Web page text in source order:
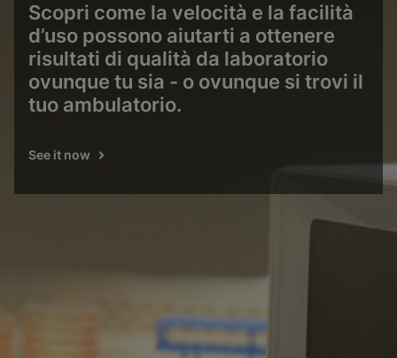
Scopri come la velocità e la facilità
d’uso possono aiutarti a ottenere
risultati di qualità da laboratorio
ovunque tu sia - o ovunque si trovi il
tuo ambulatorio.
See it now